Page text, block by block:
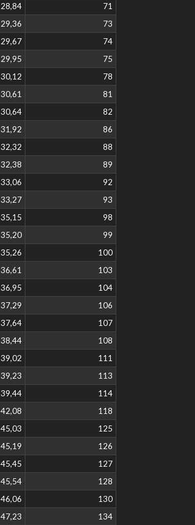
28,84
71
29,36
73
29,67
74
29,95
75
30,12
78
30,61
81
30,64
82
31,92
86
32,32
88
32,38
89
33,06
92
33,27
93
35,15
98
35,20
99
35,26
100
36,61
103
36,95
104
37,29
106
37,64
107
38,44
108
39,02
111
39,23
113
39,44
114
42,08
118
45,03
125
45,19
126
45,45
127
45,54
128
46,06
130
47,23
134